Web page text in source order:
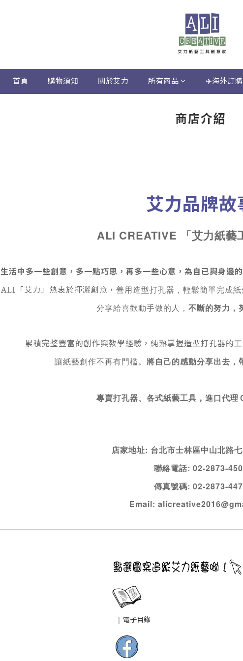
首頁 購物須知 關於艾力 所有商品 ✈️海外訂購
商店介紹
艾力品牌故
ALI CREATIVE 「艾力紙藝
生活中多一些創意，多一點巧思，再多一些心意， 為自已與身邊
ALI「艾力」熱衷於揮灑創意， 善用造型打孔器，輕鬆簡單完成紙
分享給喜歡動手做的人， 不斷的努力，
累積完整豐富的創作與教學經驗， 純熟掌握造型打孔器的工
讓紙藝創作不再有門檻。 將自己的感動分享出去
專賣打孔器、各式紙藝工具，進口代理
店家地址: 台北市士林區中山北路
聯絡電話: 02-2873-
傳真號碼: 02-2873-
Email:
| 電子目錄